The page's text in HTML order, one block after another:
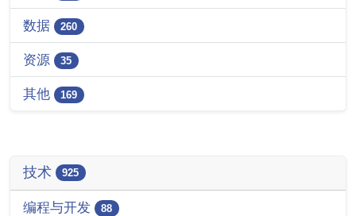
数据 260
资源 35
其他 169
技术 925
编程与开发 88